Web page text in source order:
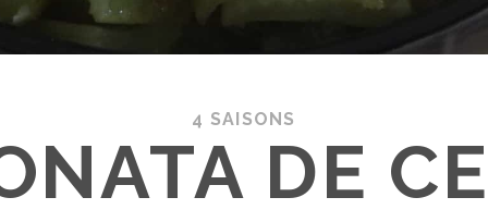
4 SAISONS
DE